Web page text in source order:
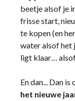
beetje alsof je
frisse start,
te kopen (en
water alsof het
ligt klaar… alsof
En dan... Dan is
het nieuwe